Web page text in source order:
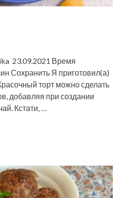
23.09.2021 Время
Сохранить Я приготовил(а)
торт можно сделать
добавляя при создании
Кстати, …